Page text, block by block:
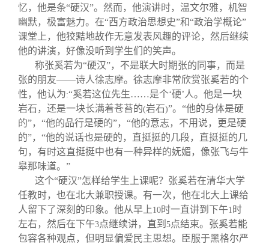
三创大赛
实用信息
会长致辞
总会章程
理事会名单
制度法规
忆，他是条“硬汉”。然而，他演讲时，温文尔雅，机智
幽默，极富魅力。在“西方政治思想史”和“政治学概论”
课堂上，他狡黠地故作无意发表风趣的评论，然后继续
他的讲演，好像没听到学生们的笑声。
称张奚若为“硬汉”，不是联大时期张的同事，而是
张的朋友——诗人徐志摩。徐志摩非常欣赏张奚若的个
性，他认为:“奚若这位先生……是个‘硬’人。他是一块
岩石，还是一块长满着苍苔的(岩石)”。“他的身体是硬
的”，“他的品行是硬的”，“他的意志，不用说，更是硬
的”，“他的说话也是硬的，直挺挺的几段，直挺挺的几
句，有时这直挺挺中也有一种异样的妩媚，像张飞与牛
皋那味道。”
这个“硬汉”怎样给学生上课呢？张奚若在清华大学
任教时，也在北大兼职授课。有一次，他在北大上课给
人留下了深刻的印象。他从早上 10时一直讲到下午1 时
左右，然后在下午3点继续讲，直到 5点结束。张奚若能
包容各种观点，但明显偏爱民主思想。臣服于黑格尔严